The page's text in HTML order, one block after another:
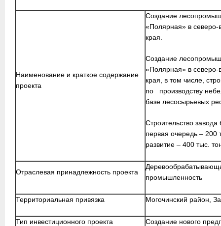
Наименование и краткое содержание
проекта
Создание
«Полярная» в северо-
края.
Создание
«Полярная» в северо-
края, в том числе,
по производству
базе лесосырьевых
Строительство завода
первая очередь – 200
развитие – 400 тыс.
Отраслевая принадлежность проекта
промышленность
Территориальная привязка Могочинский район,
Тип инвестиционного проекта Создание нового